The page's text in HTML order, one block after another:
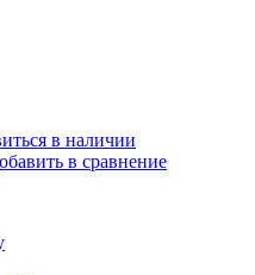
в наличии
в сравнение